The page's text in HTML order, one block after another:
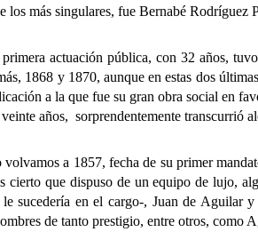
los más singulares, fue Bernabé
actuación pública, con 32 años, tuvo
1868 y 1870, aunque en estas dos
a la que fue su gran obra social en
años, sorprendentemente transcurrió
a 1857, fecha de su primer mandato
cierto que dispuso de un equipo de lujo,
sucedería en el cargo-, Juan de Aguilar
de tanto prestigio, entre otros,